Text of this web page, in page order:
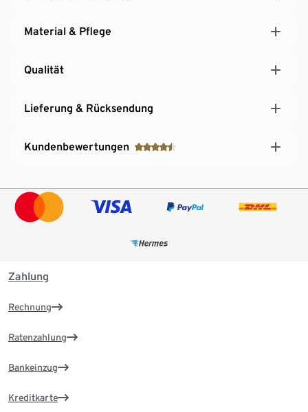
Material & Pflege
Qualität
Lieferung & Rücksendung
Kundenbewertungen
Zahlung
Rechnung
Ratenzahlung
Bankeinzug
Kreditkarte